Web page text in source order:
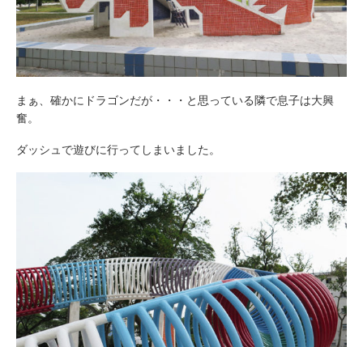
まぁ、確かにドラゴンだが・・・と思っている隣で息子は大興
奮。
ダッシュで遊びに行ってしまいました。